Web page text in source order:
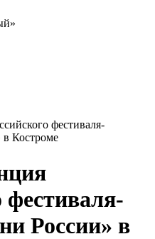
фестиваля-
Костроме
фестиваля-
России» в